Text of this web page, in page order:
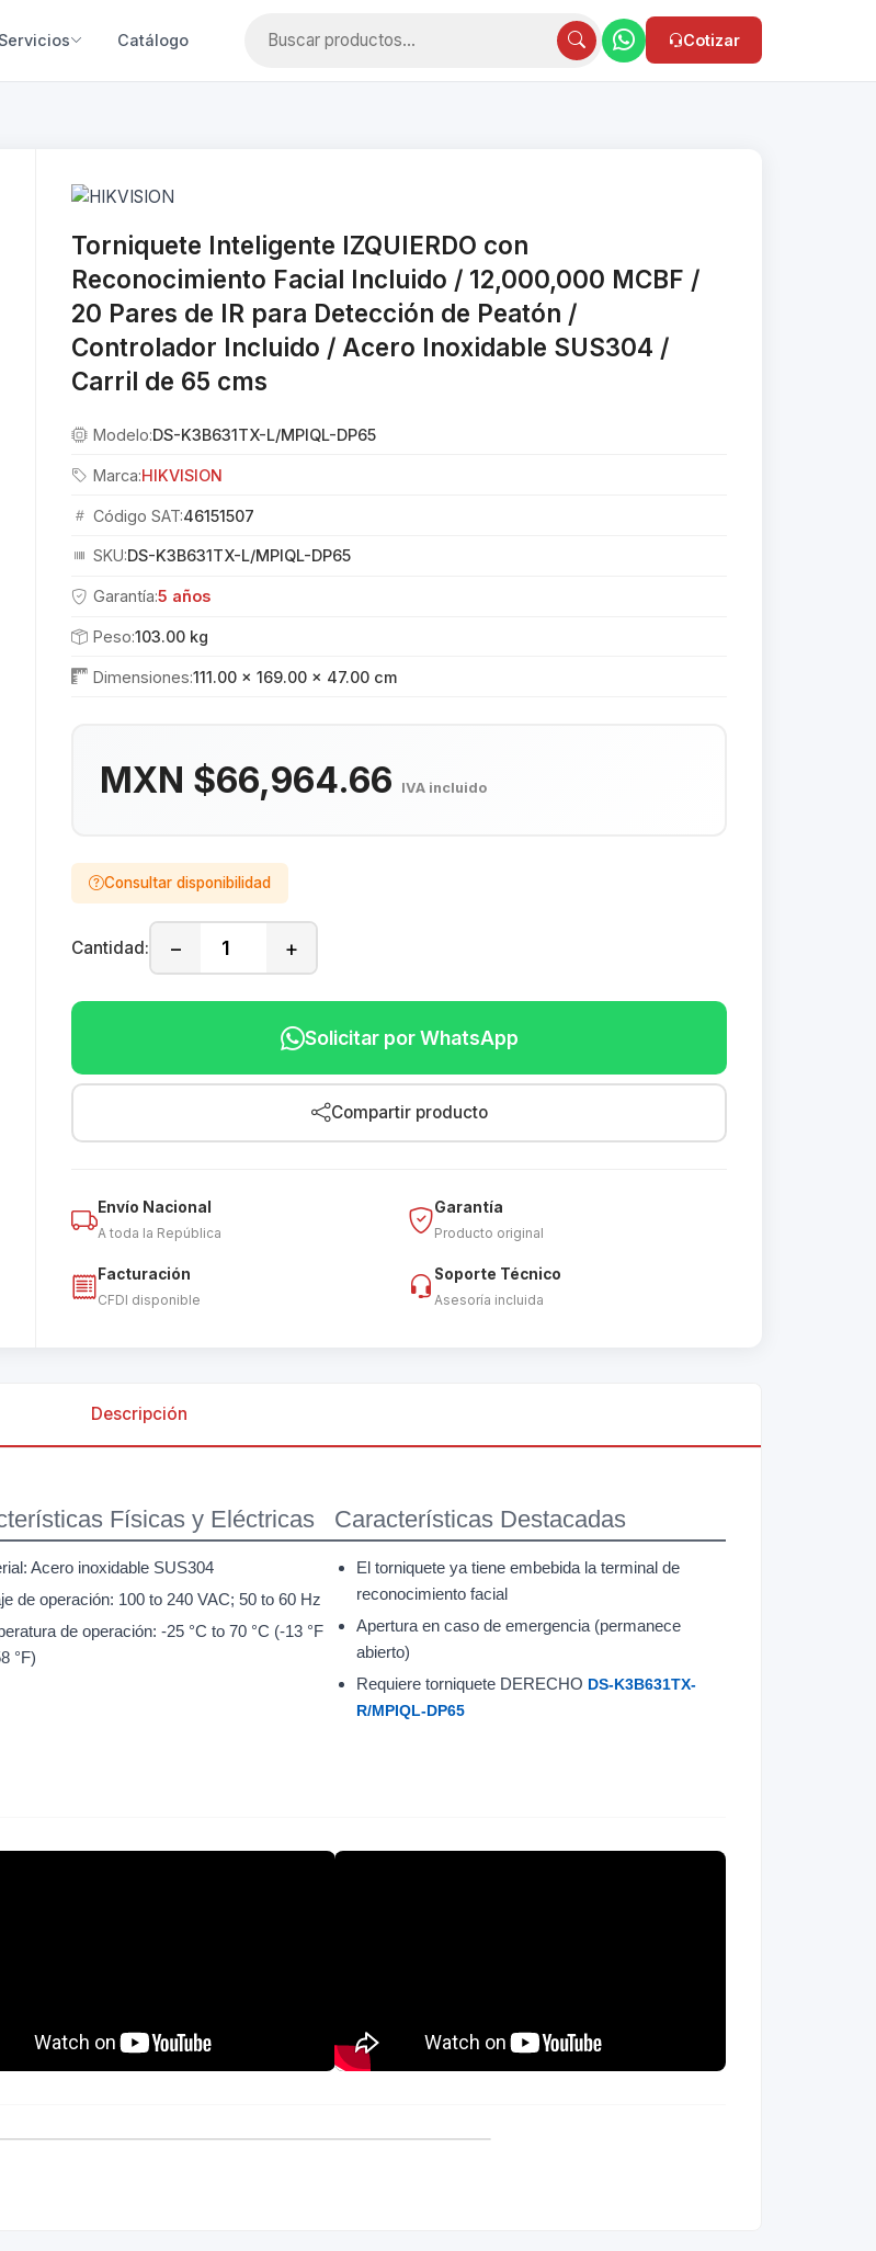
Catálogo Cotizar
Torniquete Inteligente IZQUIERDO con
Reconocimiento Facial Incluido / 12,000,000 MCBF /
20 Pares de IR para Detección de Peatón /
Controlador Incluido / Acero Inoxidable SUS304 /
Carril de 65 cms
Modelo:DS-K3B631TX-L/MPIQL-DP65
Marca:HIKVISION
Código SAT:46151507
SKU:DS-K3B631TX-L/MPIQL-DP65
Garantía:5 años
Peso:103.00 kg
Dimensiones:111.00 × 169.00 × 47.00 cm
MXN $66,964.66 IVA incluido
Consultar disponibilidad
Cantidad: − +
Solicitar por WhatsApp
Compartir producto
Envío Nacional
A toda la República
Garantía
Producto original
Facturación
CFDI disponible
Soporte Técnico
Asesoría incluida
Descripción
Físicas y Eléctricas
Acero inoxidable SUS304
de operación: 100 to 240 VAC; 50 to 60 Hz
de operación: -25 °C to 70 °C (-13 °F
°F)
Características Destacadas
El torniquete ya tiene embebida la terminal de
reconocimiento facial
Apertura en caso de emergencia (permanece
abierto)
Requiere torniquete DERECHO DS-K3B631TX-
R/MPIQL-DP65